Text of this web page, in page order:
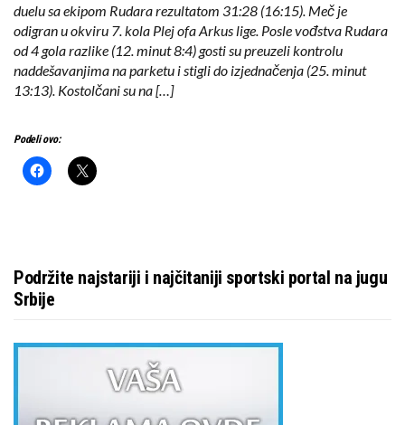
duelu sa ekipom Rudara rezultatom 31:28 (16:15). Meč je
odigran u okviru 7. kola Plej ofa Arkus lige. Posle vođstva Rudara
od 4 gola razlike (12. minut 8:4) gosti su preuzeli kontrolu
naddešavanjima na parketu i stigli do izjednačenja (25. minut
13:13). Kostolčani su na […]
Podeli ovo:
Podržite najstariji i najčitaniji sportski portal na jugu
Srbije